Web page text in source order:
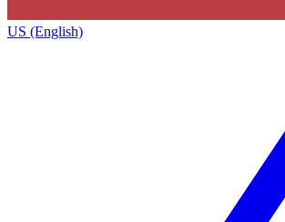
US (English)